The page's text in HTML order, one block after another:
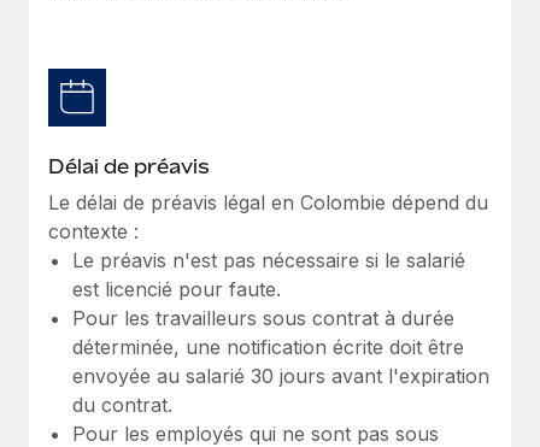
conformité
Mobilité et déménagement international
employés
Avantages sociaux
Gérez facilement les avantages sociaux
BLOG
Mises à jour des produits de Remote :
Intégrations Gusto et Xero et Gestion des
freelances Plus
Remote a toujours pour mission d'aider les entreprises de
toute taille à embaucher, gérer et payer...
En savoir plus
Comment Phiture gère ses 55 employés
répartis dans 19 pays grâce à Remote
Délai de préavis
Le délai de préavis légal en Colombie dépend du
contexte :
Le préavis n'est pas nécessaire si le salarié
est licencié pour faute.
Pour les travailleurs sous contrat à durée
déterminée, une notification écrite doit être
envoyée au salarié 30 jours avant l'expiration
du contrat.
Pour les employés qui ne sont pas sous